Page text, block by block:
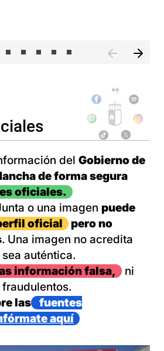
del Gobierno de
de forma segura
oficiales.
o una imagen puede
oficial
pero no
. Una imagen no acredita
auténtica.
información falsa,
ni
las
fuentes
aquí